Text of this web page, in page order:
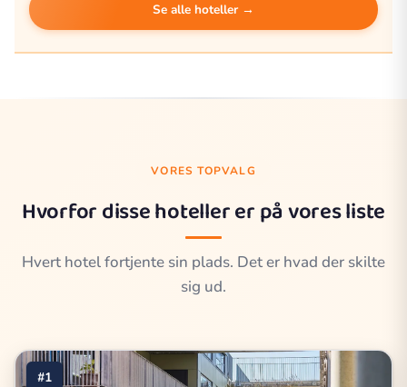
Se alle hoteller →
VORES TOPVALG
Hvorfor disse hoteller er på vores liste
Hvert hotel fortjente sin plads. Det er hvad der skilte
sig ud.
#1